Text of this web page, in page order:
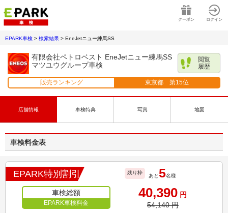
クーポン ログイン
EPARK車検 > 検索結果 > EneJetニュー練馬SS
有限会社ペトロベスト EneJetニュー練馬SS
マツユウグループ車検
閲覧
履歴
販売ランキング 東京都第15位
店舗情報 車検特典 写真 地図
車検料金表
EPARK特別割引 残り枠
あと5名様
車検総額
EPARK車検料金
40,390 円
54,140円